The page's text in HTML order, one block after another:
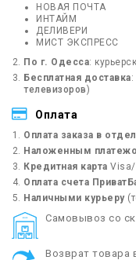
НОВАЯ ПОЧТА
ИНТАЙМ
ДЕЛИВЕРИ
МИСТ ЭКСПРЕСС
По г. Одесса:
Бесплатная доставка
телевизоров)
Оплата
Оплата заказа в
Наложенным
Кредитная карта Visa/
Оплата счета
Наличными курьеру
Cамовывоз со
Возврат товара